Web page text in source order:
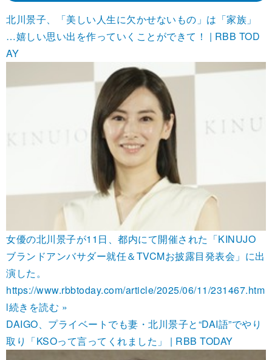
北川景子、「美しい人生に欠かせないもの」は「家族」
…嬉しい思い出を作っていくことができて！ | RBB TOD
AY
女優の北川景子が11日、都内にて開催された「KINUJO
ブランドアンバサダー就任＆TVCMお披露目発表会」に出
演した。
https://www.rbbtoday.com/article/2025/06/11/231467.htm
l続きを読む »
DAIGO、プライベートでも妻・北川景子と“DAI語”でやり
取り「KSOって言ってくれました」 | RBB TODAY